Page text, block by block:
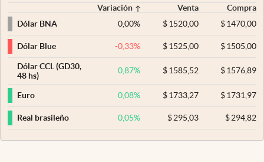
Variación Venta
Compra
Dólar BNA
0,00% $ 1520,00 $1470,00
Dólar Blue -0,33% $ 1525,00 $1505,00
Dólar CCL (GD30,
48 hs)
0,87% $ 1585,52 $1576,89
Euro 0,08% $ 1733,27 $1731,97
Real brasileño 0,05% $ 295,03 $294,82